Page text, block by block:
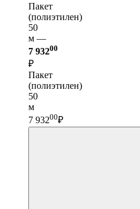
Пакет
(полиэтилен)
50
м —
7 93200
₽
Пакет
(полиэтилен)
50
м
7 93200₽